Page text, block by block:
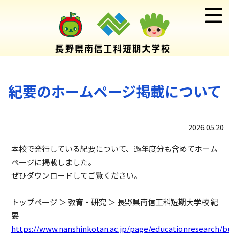
紀要のホームページ掲載について
2026.05.20
本校で発行している紀要について、過年度分も含めてホーム
ページに掲載しました。
ぜひダウンロードしてご覧ください。
トップページ ＞ 教育・研究 ＞ 長野県南信工科短期大学校 紀
要
https://www.nanshinkotan.ac.jp/page/educationresearch/